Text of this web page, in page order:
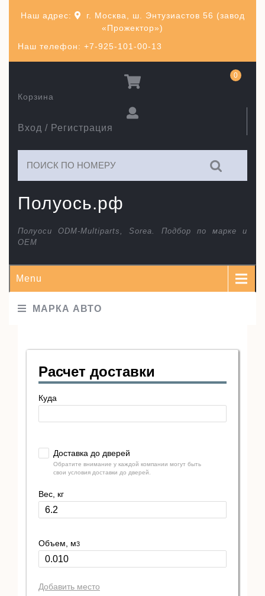
Наш телефон: +7-925-101-00-13
Наш адрес:
г. Москва, ш. Энтузиастов 56 (завод
«Прожектор»)
Полуось.рф
Полуоси ODM-Multiparts, Sorea. Подбор по марке и
ОЕМ
Вход / Регистрация
Корзина
0
Menu
МАРКА АВТО
Расчет доставки
Куда
Доставка до дверей
Обратите внимание у каждой компании могут быть
свои условия доставки до дверей.
Вес, кг
Объем, м3
Добавить место